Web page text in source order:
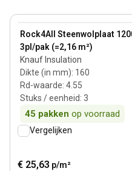
Rock4All Steenwolplaat
3pl/pak (=2,16 m²)
Knauf Insulation
Dikte (in mm): 160
Rd-waarde: 4.55
Stuks / eenheid: 3
45 pakken op voorraad
View product
Vergelijken
€ 25,63 p/m²